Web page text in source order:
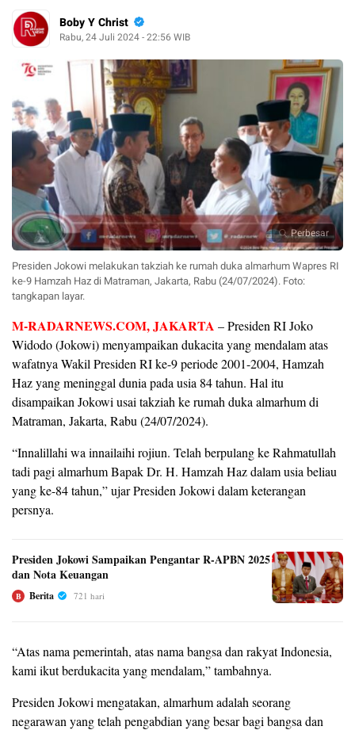
Boby Y Christ
Rabu, 24 Juli 2024 - 22:56 WIB
Perbesar
Presiden Jokowi melakukan takziah ke rumah duka almarhum Wapres RI
ke-9 Hamzah Haz di Matraman, Jakarta, Rabu (24/07/2024). Foto:
tangkapan layar.
M-RADARNEWS.COM, JAKARTA – Presiden RI Joko
Widodo (Jokowi) menyampaikan dukacita yang mendalam atas
wafatnya Wakil Presiden RI ke-9 periode 2001-2004, Hamzah
Haz yang meninggal dunia pada usia 84 tahun. Hal itu
disampaikan Jokowi usai takziah ke rumah duka almarhum di
Matraman, Jakarta, Rabu (24/07/2024).
“Innalillahi wa innailaihi rojiun. Telah berpulang ke Rahmatullah
tadi pagi almarhum Bapak Dr. H. Hamzah Haz dalam usia beliau
yang ke-84 tahun,” ujar Presiden Jokowi dalam keterangan
persnya.
Presiden Jokowi Sampaikan Pengantar R-APBN 2025
dan Nota Keuangan
B Berita 721 hari
“Atas nama pemerintah, atas nama bangsa dan rakyat Indonesia,
kami ikut berdukacita yang mendalam,” tambahnya.
Presiden Jokowi mengatakan, almarhum adalah seorang
negarawan yang telah pengabdian yang besar bagi bangsa dan